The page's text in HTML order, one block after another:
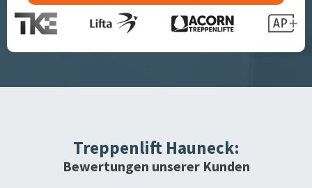
Treppenlift Hauneck:
Bewertungen unserer Kunden